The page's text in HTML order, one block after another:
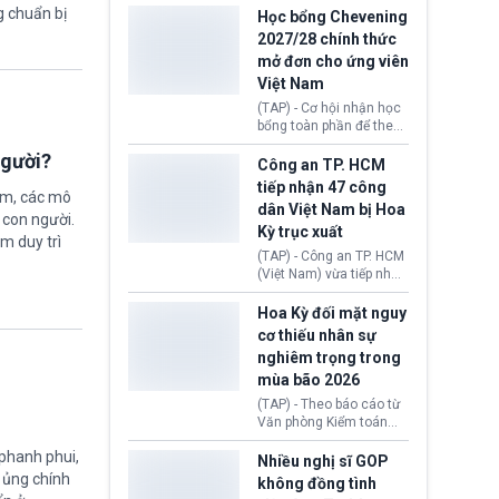
chuẩn bị
các mô
người.
duy trì
phui,
chính
thi Thỏa thuận Rút khỏi
Liên minh châu Âu
(Withdrawal
Agreement).
Iran nhằm mở lại eo biển
Hormuz, mở đường cho
việc khôi phục hoạt
động hàng hải. Những
tín hiệu ngoại giao tích
cực này lập tức tác động
đến thị trường năng
lượng, kéo giá dầu thế
giới lùi sâu xuống dưới
mức 80 USD/thùng.
Học bổng Chevening
2027/28 chính thức
mở đơn cho ứng viên
Việt Nam
(TAP) - Cơ hội nhận học
bổng toàn phần để theo
học chương trình thạc sĩ
tại Vương quốc Anh đã
chính thức quay trở lại.
Học bổng Chevening
2027/28 của Chính phủ
Anh vừa mở cổng ứng
tuyển dành riêng ứng
viên Việt Nam, hỗ trợ
toàn bộ chi phí học tập
cùng nhiều quyền lợi
trong suốt một năm
học.
Công an TP. HCM
tiếp nhận 47 công
dân Việt Nam bị Hoa
Kỳ trục xuất
(TAP) - Công an TP. HCM
(Việt Nam) vừa tiếp nhận
47 công dân Việt Nam bị
Hoa Kỳ trục xuất về
nước. Đây là đợt có số
lượng lớn nhất từ đầu
năm 2026 đến nay, phản
ánh xu hướng gia tăng
các trường hợp trục
xuất.
Hoa Kỳ đối mặt nguy
cơ thiếu nhân sự
nghiêm trọng trong
mùa bão 2026
(TAP) - Theo báo cáo từ
Văn phòng Kiểm toán
Chính phủ (GAO), Cơ
quan Quản lý Khẩn cấp
Liên bang (FEMA) thuộc
Bộ An ninh Nội địa Hoa
Nhiều nghị sĩ GOP
không đồng tình